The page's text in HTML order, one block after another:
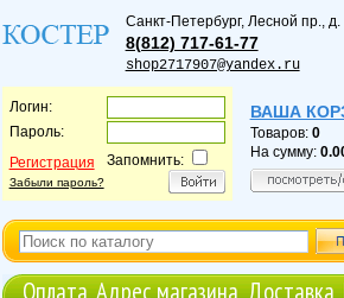
Санкт-Петербург, Лесной пр., д.
8(812) 717-61-77
shop2717907@yandex.ru
Логин:
Пароль:
Регистрация
Забыли пароль?
Запомнить:
ВАША
Товаров: 0
На сумму: